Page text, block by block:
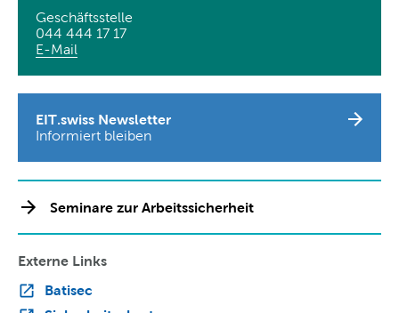
Geschäftsstelle
044 444 17 17
E-Mail
EIT.swiss Newsletter
Informiert bleiben
Seminare zur Arbeitssicherheit
Externe Links
Batisec